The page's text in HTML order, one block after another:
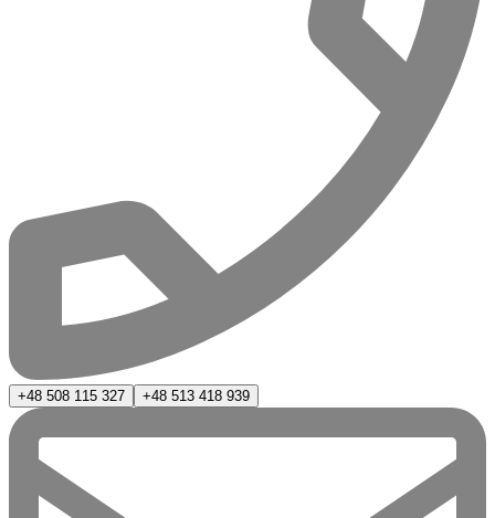
+48 508 115 327 +48 513 418 939